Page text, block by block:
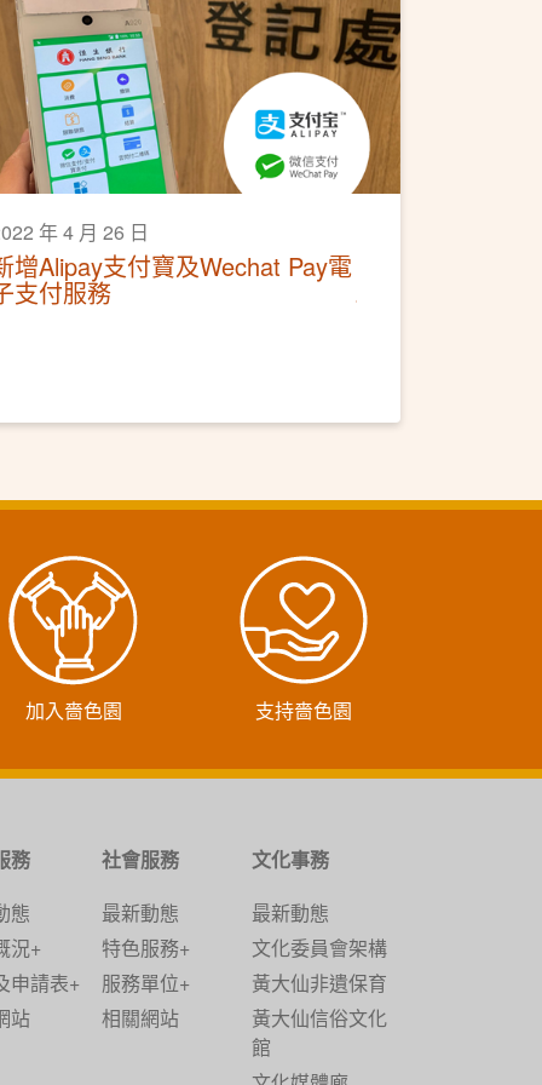
年 4 月 26 日
增Alipay支付寶及Wechat Pay電
支付服務
加入嗇色園 支持嗇色園
務
態
況+
申請表+
站
社會服務
最新動態
特色服務+
服務單位+
相關網站
文化事務
最新動態
文化委員會架構
黃大仙非遺保育
黃大仙信俗文化
館